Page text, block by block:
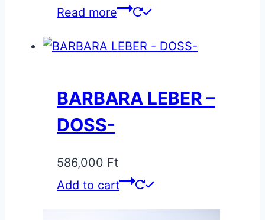
Read more
BARBARA LEBER –
DOSS-
586,000 Ft
Add to cart